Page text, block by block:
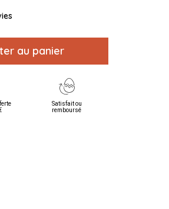
au panier
Satisfait ou
remboursé